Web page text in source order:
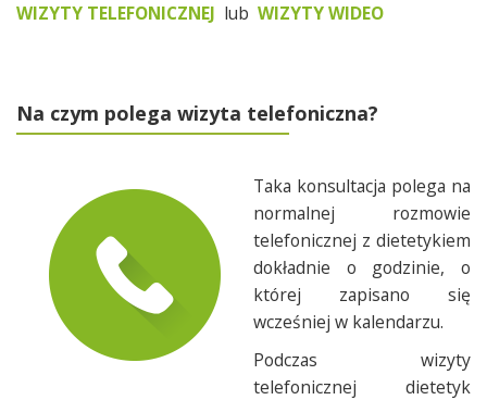
WIZYTY TELEFONICZNEJ lub WIZYTY WIDEO
Na czym polega wizyta telefoniczna?
Taka konsultacja polega na
normalnej rozmowie
telefonicznej z dietetykiem
dokładnie o godzinie, o
której zapisano się
wcześniej w kalendarzu.
Podczas wizyty
telefonicznej dietetyk